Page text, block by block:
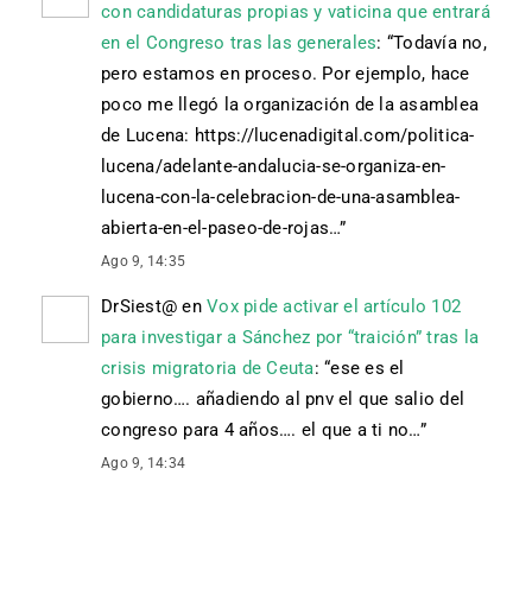
con candidaturas propias y vaticina que entrará
en el Congreso tras las generales: “Todavía no,
pero estamos en proceso. Por ejemplo, hace
poco me llegó la organización de la asamblea
de Lucena: https://lucenadigital.com/politica-
lucena/adelante-andalucia-se-organiza-en-
lucena-con-la-celebracion-de-una-asamblea-
abierta-en-el-paseo-de-rojas…”
Ago 9, 14:35
DrSiest@ en Vox pide activar el artículo 102
para investigar a Sánchez por “traición” tras la
crisis migratoria de Ceuta: “ese es el
gobierno…. añadiendo al pnv el que salio del
congreso para 4 años…. el que a ti no…”
Ago 9, 14:34